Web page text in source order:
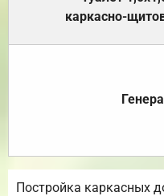
каркасно-
Постройка каркасных